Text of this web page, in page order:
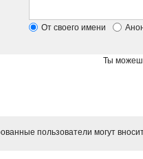
От своего имени
Ты
пользователи могут